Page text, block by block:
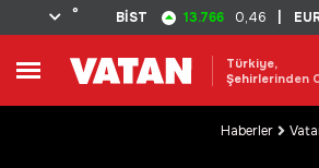
° BİST 13.766 0,46
Türkiye,
Şehirlerinden
Haberler